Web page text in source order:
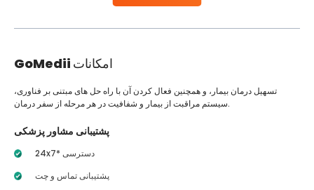
GoMedii امکانات
تسهیل درمان بیمار، و همچنین فعال کردن آن با راه حل های مبتنی بر فناوری،
سیستم مراقبت از بیمار و شفافیت در هر مرحله از سفر درمان.
پشتیبانی مشاور پزشکی
24x7* دسترسی
پشتیبانی تماس و چت